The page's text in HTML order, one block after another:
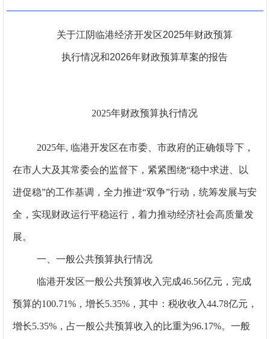
关于江阴临港经济开发区2025年财政预算
执行情况和2026年财政预算草案的报告
2025年财政预算执行情况
2025年, 临港开发区在市委、市政府的正确领导下，
在市人大及其常委会的监督下，紧紧围绕“稳中求进、以
进促稳”的工作基调，全力推进“双争”行动，统筹发展与安
全，实现财政运行平稳运行，着力推动经济社会高质量发
展。
一、一般公共预算执行情况
临港开发区一般公共预算收入完成46.56亿元，完成
预算的100.71%，增长5.35%，其中：税收收入44.78亿元，
增长5.35%，占一般公共预算收入的比重为96.17%。一般